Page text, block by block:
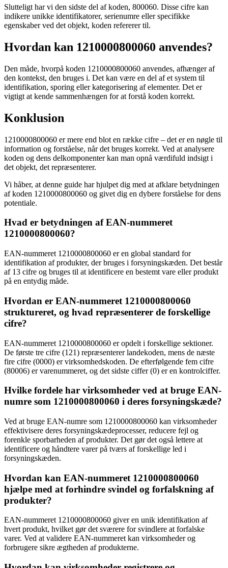
Slutteligt har vi den sidste del af koden, 800060. Disse cifre kan
indikere unikke identifikatorer, serienumre eller specifikke
egenskaber ved det objekt, koden refererer til.
Hvordan kan 1210000800060 anvendes?
Den måde, hvorpå koden 1210000800060 anvendes, afhænger af
den kontekst, den bruges i. Det kan være en del af et system til
identifikation, sporing eller kategorisering af elementer. Det er
vigtigt at kende sammenhængen for at forstå koden korrekt.
Konklusion
1210000800060 er mere end blot en række cifre – det er en nøgle til
information og forståelse, når det bruges korrekt. Ved at analysere
koden og dens delkomponenter kan man opnå værdifuld indsigt i
det objekt, det repræsenterer.
Vi håber, at denne guide har hjulpet dig med at afklare betydningen
af koden 1210000800060 og givet dig en dybere forståelse for dens
potentiale.
Hvad er betydningen af ​​EAN-nummeret
1210000800060?
EAN-nummeret 1210000800060 er en global standard for
identifikation af produkter, der bruges i forsyningskæden. Det består
af 13 cifre og bruges til at identificere en bestemt vare eller produkt
på en entydig måde.
Hvordan er EAN-nummeret 1210000800060
struktureret, og hvad repræsenterer de forskellige
cifre?
EAN-nummeret 1210000800060 er opdelt i forskellige sektioner.
De første tre cifre (121) repræsenterer landekoden, mens de næste
fire cifre (0000) er virksomhedskoden. De efterfølgende fem cifre
(80006) er varenummeret, og det sidste ciffer (0) er en kontrolciffer.
Hvilke fordele har virksomheder ved at bruge EAN-
numre som 1210000800060 i deres forsyningskæde?
Ved at bruge EAN-numre som 1210000800060 kan virksomheder
effektivisere deres forsyningskædeprocesser, reducere fejl og
forenkle sporbarheden af produkter. Det gør det også lettere at
identificere og håndtere varer på tværs af forskellige led i
forsyningskæden.
Hvordan kan EAN-nummeret 1210000800060
hjælpe med at forhindre svindel og forfalskning af
produkter?
EAN-nummeret 1210000800060 giver en unik identifikation af
hvert produkt, hvilket gør det sværere for svindlere at forfalske
varer. Ved at validere EAN-nummeret kan virksomheder og
forbrugere sikre ægtheden af produkterne.